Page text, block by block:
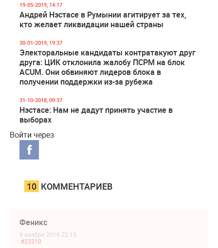
19-05-2019, 14:17
Андрей Нэстасе в Румынии агитирует за тех,
кто желает ликвидации нашей страны
30-01-2019, 19:37
Электоральные кандидаты контратакуют друг
друга: ЦИК отклонила жалобу ПСРМ на блок
ACUM. Они обвиняют лидеров блока в
получении поддержки из-за рубежа
31-10-2018, 09:37
Нэстасе: Нам не дадут принять участие в
выборах
Войти через
10 КОММЕНТАРИЕВ
Феникс
9 ноября 2019 22:13
#23310